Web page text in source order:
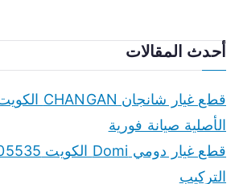
أحدث المقالات
الأصلية صيانة فورية
التركيب